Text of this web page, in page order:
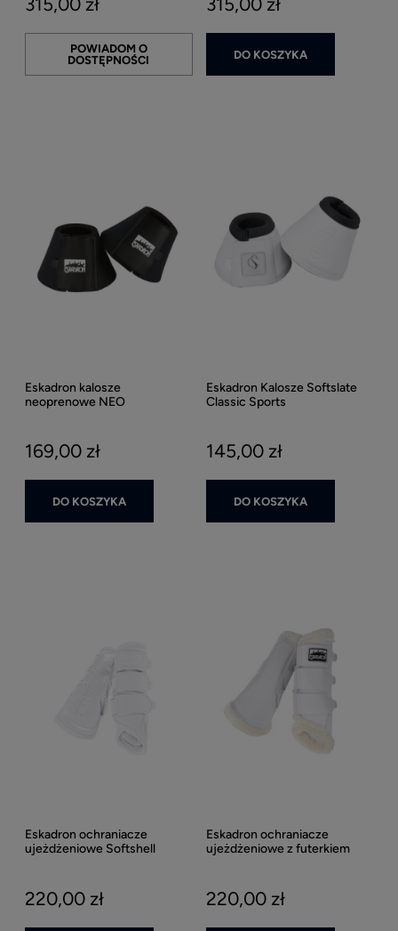
POWIADOM O
DOSTĘPNOŚCI
DO KOSZYKA
Eskadron kalosze
neoprenowe NEO
169,00 zł
DO KOSZYKA
Eskadron Kalosze Softslate
Classic Sports
145,00 zł
DO KOSZYKA
Eskadron ochraniacze
ujeżdżeniowe Softshell
220,00 zł
Eskadron ochraniacze
ujeżdżeniowe z futerkiem
220,00 zł